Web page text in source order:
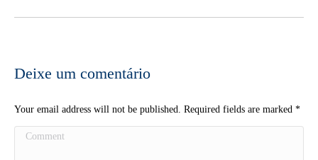
Deixe um comentário
Your email address will not be published. Required fields are marked *
Comment